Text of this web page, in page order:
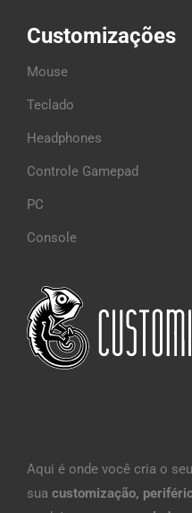
Aqui é onde você cria o
sua customização,
Customizações
Mouse
Teclado
Headphones
Controle Gamepad
PC
Console